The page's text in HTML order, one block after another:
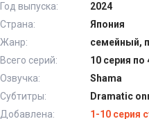
Год выпуска:
2024
Страна:
Япония
Жанр:
семейный,
Всего серий:
10 серия по
Озвучка:
Shama
Субтитры:
Dramatic
Добавлена:
1-10 серия